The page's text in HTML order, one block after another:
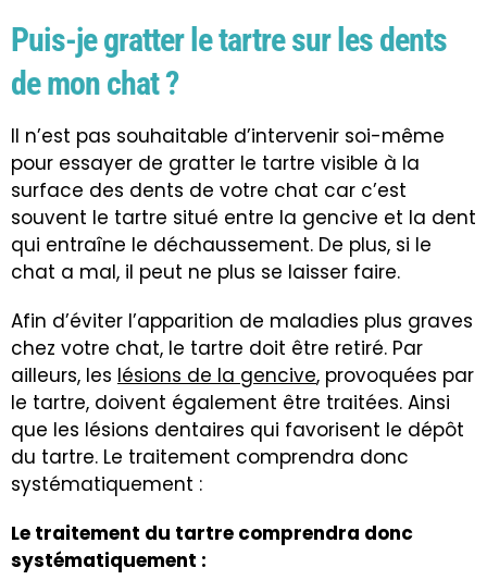
Puis-je gratter le tartre sur les dents
de mon chat ?
Il n’est pas souhaitable d’intervenir soi-même
pour essayer de gratter le tartre visible à la
surface des dents de votre chat car c’est
souvent le tartre situé entre la gencive et la dent
qui entraîne le déchaussement. De plus, si le
chat a mal, il peut ne plus se laisser faire.
Afin d’éviter l’apparition de maladies plus graves
chez votre chat, le tartre doit être retiré. Par
ailleurs, les lésions de la gencive, provoquées par
le tartre, doivent également être traitées. Ainsi
que les lésions dentaires qui favorisent le dépôt
du tartre. Le traitement comprendra donc
systématiquement :
Le traitement du tartre comprendra donc
systématiquement :